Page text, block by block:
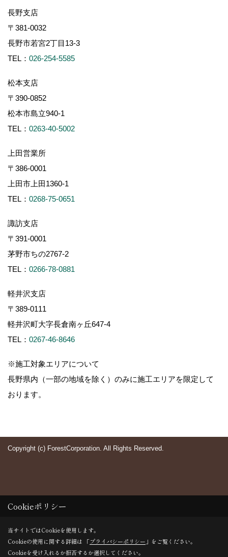
長野支店
〒381-0032
長野市若宮2丁目13-3
TEL： 026-254-5585
松本支店
〒390-0852
松本市島立940-1
TEL： 0263-40-5002
上田営業所
〒386-0001
上田市上田1360-1
TEL： 0268-75-0651
諏訪支店
〒391-0001
茅野市ちの2767-2
TEL： 0266-78-0881
軽井沢支店
〒389-0111
軽井沢町大字長倉南ヶ丘647-4
TEL： 0267-46-8646
※施工対象エリアについて
長野県内（一部の地域を除く）のみに施工エリアを限定して
おります。
Copyright (c) ForestCorporation. All Rights Reserved.
Cookieポリシー
当サイトではCookieを使用します。
Cookieの使用に関する詳細は 「プライバシーポリシー 」をご覧ください。
Cookieを受け入れるか拒否するか選択してください。